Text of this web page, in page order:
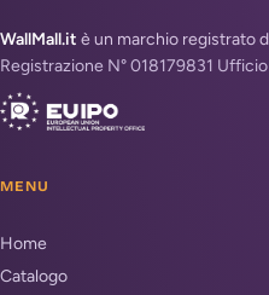
WallMall.it è un marchio registrato
Registrazione N° 018179831
MENU
Home
Catalogo